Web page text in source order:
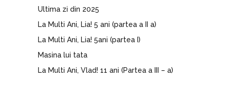
Ultima zi din 2025
La Multi Ani, Lia! 5 ani (partea a II a)
La Multi Ani, Lia! 5ani (partea I)
Masina lui tata
La Multi Ani, Vlad! 11 ani (Partea a III – a)